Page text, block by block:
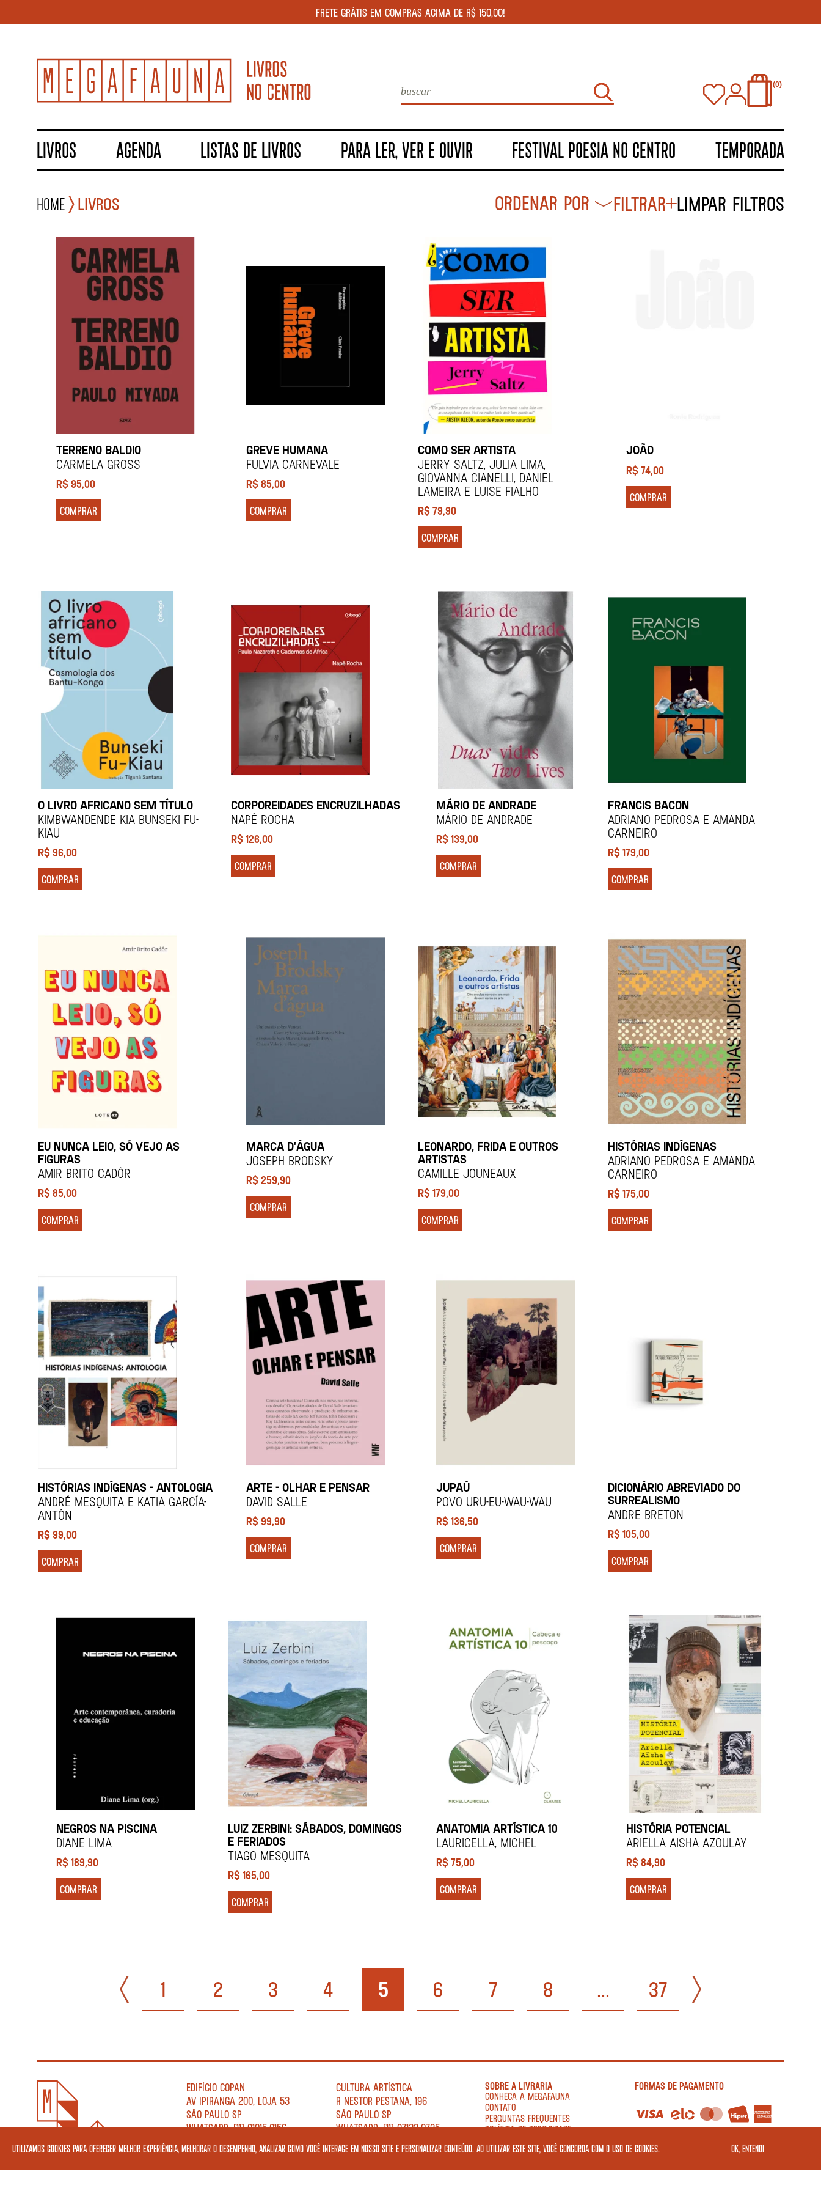
FRETE GRÁTIS EM COMPRAS ACIMA DE R$ 150,00!
0
LIVROS AGENDA LISTAS DE LIVROS PARA LER, VER E OUVIR FESTIVAL POESIA NO CENTRO TEMPORADA
Home Livros Filtrar Limpar filtros
TERRENO BALDIO
Carmela Gross
R$95,00
COMPRAR
GREVE HUMANA
Fulvia Carnevale
R$85,00
COMPRAR
COMO SER ARTISTA
Jerry Saltz, Julia Lima,
Giovanna Cianelli, Daniel
Lameira e Luise Fialho
R$ 79,90
COMPRAR
JOÃO
R$74,00
COMPRAR
O LIVRO AFRICANO SEM TÍTULO
Kimbwandende Kia Bunseki Fu-
Kiau
R$ 96,00
COMPRAR
CORPOREIDADES ENCRUZILHADAS
Napê Rocha
R$126,00
COMPRAR
MÁRIO DE ANDRADE
MÁRIO DE ANDRADE
R$139,00
COMPRAR
FRANCIS BACON
Adriano Pedrosa e Amanda
Carneiro
R$ 179,00
COMPRAR
EU NUNCA LEIO, SÓ VEJO AS
FIGURAS
Amir Brito Cadôr
R$ 85,00
COMPRAR
MARCA D'ÁGUA
Joseph Brodsky
R$259,90
COMPRAR
LEONARDO, FRIDA E OUTROS
ARTISTAS
Camille Jouneaux
R$ 179,00
COMPRAR
HISTÓRIAS INDÍGENAS
Adriano Pedrosa e Amanda
Carneiro
R$ 175,00
COMPRAR
HISTÓRIAS INDÍGENAS - ANTOLOGIA
André Mesquita e Katia García-
Antón
R$ 99,00
COMPRAR
ARTE - OLHAR E PENSAR
David Salle
R$99,90
COMPRAR
JUPAÚ
Povo Uru-Eu-Wau-Wau
R$136,50
COMPRAR
DICIONÁRIO ABREVIADO DO
SURREALISMO
Andre Breton
R$ 105,00
COMPRAR
NEGROS NA PISCINA
Diane Lima
R$189,90
COMPRAR
LUIZ ZERBINI: SÁBADOS, DOMINGOS
E FERIADOS
Tiago Mesquita
R$ 165,00
COMPRAR
ANATOMIA ARTÍSTICA 10
Lauricella, Michel
R$75,00
COMPRAR
HISTÓRIA POTENCIAL
Ariella Aisha Azoulay
R$84,90
COMPRAR
1 2 3 4 5 6 7 8 ... 37
Utilizamos cookies para oferecer melhor experiência, melhorar o desempenho, analizar como você interage em nosso site e personalizar conteúdo. Ao utilizar este site, você concorda com o uso de cookies. OK, ENTENDI
EDIFÍCIO COPAN
AV IPIRANGA 200, LOJA 53
SÃO PAULO SP
WHATSAPP: [11] 91015-0156
TER A SÁB 10H—21H
CULTURA ARTÍSTICA
R NESTOR PESTANA, 196
SÃO PAULO SP
WHATSAPP: [11] 97132-0725
TER A SEX 12H—21H
SOBRE A LIVRARIA
CONHEÇA A MEGAFAUNA
CONTATO
PERGUNTAS FREQUENTES
POLÍTICA DE PRIVACIDADE
REDES SOCIAIS
FORMAS DE PAGAMENTO